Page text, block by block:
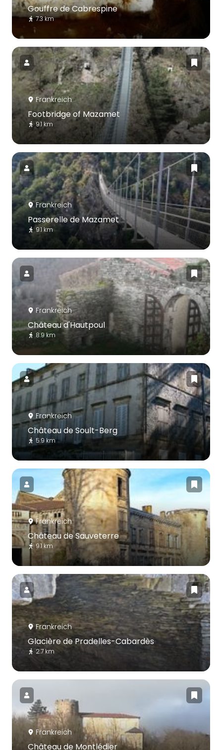
Gouffre de Cabrespine
7.3 km
Frankreich
Footbridge of Mazamet
9.1 km
Frankreich
Passerelle de Mazamet
9.1 km
Frankreich
Château d'Hautpoul
8.9 km
Frankreich
Château de Soult-Berg
5.9 km
Frankreich
Château de Sauveterre
9.1 km
Frankreich
Glacière de Pradelles-Cabardès
2.7 km
Frankreich
Château de Montlédier